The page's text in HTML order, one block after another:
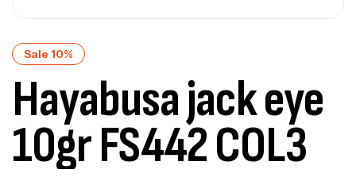
Sale 10%
Hayabusa jack eye
10gr FS442 COL3